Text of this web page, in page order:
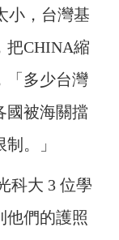
小，台灣基
把CHINA縮
「多少台灣
國被海關擋
。」
科大 3 位學
他們的護照